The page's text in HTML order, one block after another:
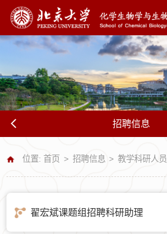
招聘信息
位置:首页 > 招聘信息 > 教学科研人员
翟宏斌课题组招聘科研助理